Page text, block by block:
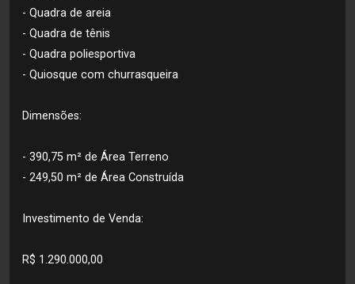
- Quadra de areia
- Quadra de tênis
- Quadra poliesportiva
- Quiosque com churrasqueira
Dimensões:
- 390,75 m² de Área Terreno
- 249,50 m² de Área Construída
Investimento de Venda:
R$ 1.290.000,00